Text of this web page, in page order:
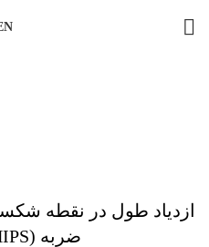
ازدیاد طول در نقطه
ضربه (HIPS) چیست